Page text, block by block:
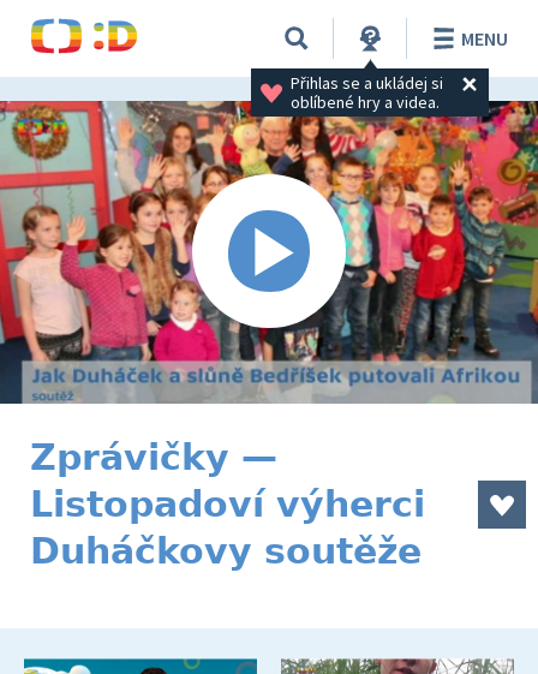
Přihlas se a ukládej si
oblíbené hry a videa.
MENU
Zprávičky —
Listopadoví výherci
Duháčkovy soutěže